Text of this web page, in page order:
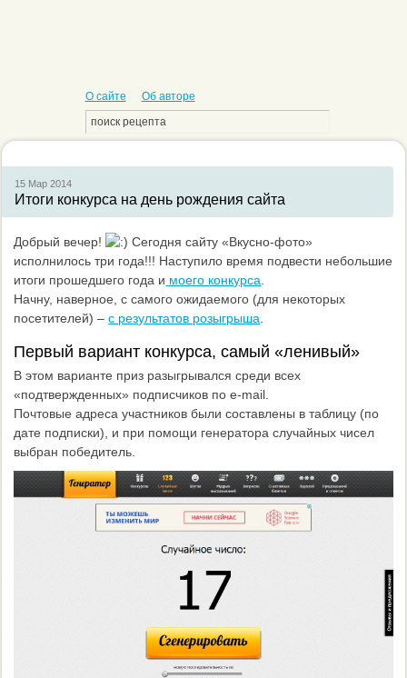
О сайте Об авторе
15 Мар2014
Итоги конкурса на день рождения сайта
Добрый вечер!
Сегодня сайту «Вкусно-фото»
исполнилось три года!!! Наступило время подвести небольшие
итоги прошедшего года и моего конкурса
Начну, наверное, с самого ожидаемого (для некоторых
посетителей) –с результатов розыгрыша
Первый вариант конкурса, самый «ленивый»
В этом варианте приз разыгрывался среди всех
«подтвержденных» подписчиков по e-mail.
Почтовые адреса участников были составлены в таблицу (по
дате подписки), и при помощи генератора случайных чисел
выбран победитель.